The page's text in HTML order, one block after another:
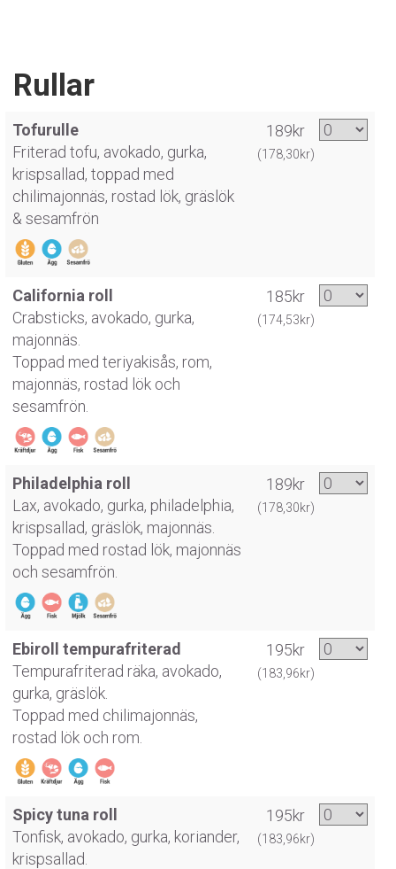
Rullar
Tofurulle
Friterad tofu, avokado, gurka,
krispsallad, toppad med
chilimajonnäs, rostad lök, gräslök
& sesamfrön
189kr
(178,30kr)
California roll
Crabsticks, avokado, gurka,
majonnäs.
Toppad med teriyakisås, rom,
majonnäs, rostad lök och
sesamfrön.
185kr
(174,53kr)
Philadelphia roll
Lax, avokado, gurka, philadelphia,
krispsallad, gräslök, majonnäs.
Toppad med rostad lök, majonnäs
och sesamfrön.
189kr
(178,30kr)
Ebiroll tempurafriterad
Tempurafriterad räka, avokado,
gurka, gräslök.
Toppad med chilimajonnäs,
rostad lök och rom.
195kr
(183,96kr)
Spicy tuna roll
Tonfisk, avokado, gurka, koriander,
krispsallad.
195kr
(183,96kr)